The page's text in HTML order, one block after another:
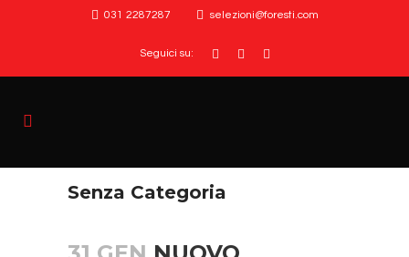
031 2287287 selezioni@foresti.com
Seguici su:
Senza Categoria